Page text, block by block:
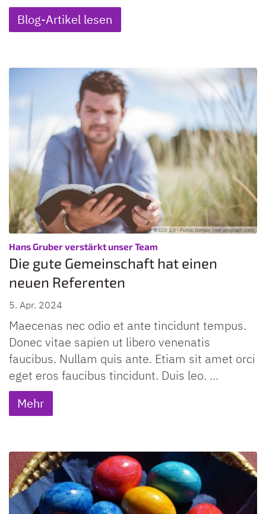
Blog-Artikel lesen
© CC0 1.0 - Public Domain (von unsplash.com)
Hans Gruber verstärkt unser Team
Die gute Gemeinschaft hat einen
neuen Referenten
5. Apr. 2024
Maecenas nec odio et ante tincidunt tempus.
Donec vitae sapien ut libero venenatis
faucibus. Nullam quis ante. Etiam sit amet orci
eget eros faucibus tincidunt. Duis leo. ...
Mehr